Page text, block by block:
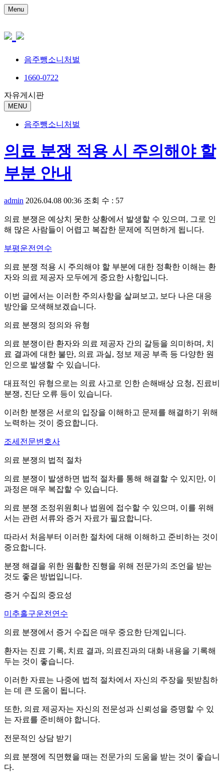
Menu
음주뺑소니처벌
1660-0722
자유게시판
MENU
음주뺑소니처벌
의료 분쟁 적용 시 주의해야 할
부분 안내
admin 2026.04.08 00:36 조회 수 : 57
의료 분쟁은 예상치 못한 상황에서 발생할 수 있으며, 그로 인
해 많은 사람들이 어렵고 복잡한 문제에 직면하게 됩니다.
부평운전연수
의료 분쟁 적용 시 주의해야 할 부분에 대한 정확한 이해는 환
자와 의료 제공자 모두에게 중요한 사항입니다.
이번 글에서는 이러한 주의사항을 살펴보고, 보다 나은 대응
방안을 모색해보겠습니다.
의료 분쟁의 정의와 유형
의료 분쟁이란 환자와 의료 제공자 간의 갈등을 의미하며, 치
료 결과에 대한 불만, 의료 과실, 정보 제공 부족 등 다양한 원
인으로 발생할 수 있습니다.
대표적인 유형으로는 의료 사고로 인한 손해배상 요청, 진료비
분쟁, 진단 오류 등이 있습니다.
이러한 분쟁은 서로의 입장을 이해하고 문제를 해결하기 위해
노력하는 것이 중요합니다.
조세전문변호사
의료 분쟁의 법적 절차
의료 분쟁이 발생하면 법적 절차를 통해 해결할 수 있지만, 이
과정은 매우 복잡할 수 있습니다.
의료 분쟁 조정위원회나 법원에 접수할 수 있으며, 이를 위해
서는 관련 서류와 증거 자료가 필요합니다.
따라서 처음부터 이러한 절차에 대해 이해하고 준비하는 것이
중요합니다.
분쟁 해결을 위한 원활한 진행을 위해 전문가의 조언을 받는
것도 좋은 방법입니다.
증거 수집의 중요성
미추홀구운전연수
의료 분쟁에서 증거 수집은 매우 중요한 단계입니다.
환자는 진료 기록, 치료 결과, 의료진과의 대화 내용을 기록해
두는 것이 좋습니다.
이러한 자료는 나중에 법적 절차에서 자신의 주장을 뒷받침하
는 데 큰 도움이 됩니다.
또한, 의료 제공자는 자신의 전문성과 신뢰성을 증명할 수 있
는 자료를 준비해야 합니다.
전문적인 상담 받기
의료 분쟁에 직면했을 때는 전문가의 도움을 받는 것이 좋습니
다.